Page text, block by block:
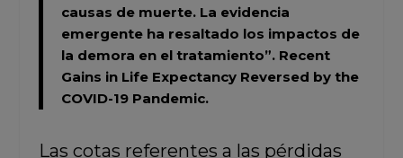
causas de muerte. La evidencia
emergente ha resaltado los impactos de
la demora en el tratamiento”.Recent
Gains in Life Expectancy Reversed by the
COVID-19 Pandemic.
Las cotas referentes a las pérdidas